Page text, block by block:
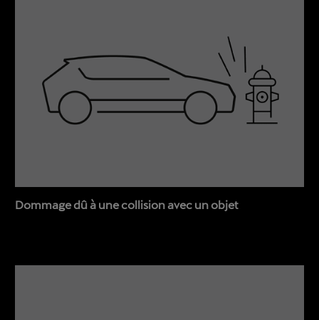
Dommage dû à une collision avec un objet